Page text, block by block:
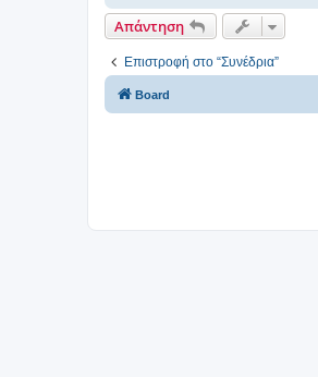
Απάντηση
Επιστροφή στο “Συνέδρια”
Board